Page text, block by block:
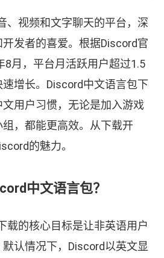
、视频和文字聊天的平台，深
发者的喜爱。根据Discord官
8月，平台月活跃用户超过1.5
增长。Discord中文语言包下
用户习惯，无论是加入游戏
，都能更高效。从下载开
的魅力。
中文语言包？
载的核心目标是让非英语用户
认情况下，Discord以英文显